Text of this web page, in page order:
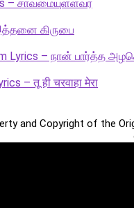
– சாவமையுள்ளவர்
கிருபை
Lyrics – நான் பார்த்த
– तू ही चरवाहा मेरा
and Copyright of the